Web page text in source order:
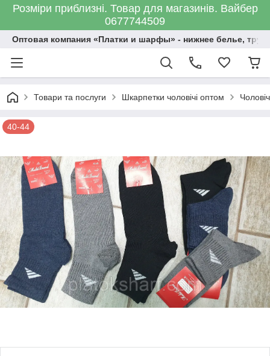
Розміри приблизні. Товар для магазинів. Вайбер
0677744509
Оптовая компания «Платки и шарфы» - нижнее белье,
Товари та послуги Шкарпетки чоловічі оптом
40-44